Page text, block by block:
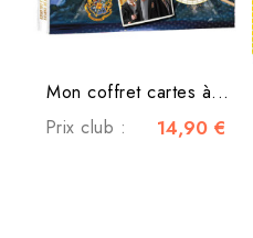
Mon coffret cartes à...
Prix club :
14,90 €